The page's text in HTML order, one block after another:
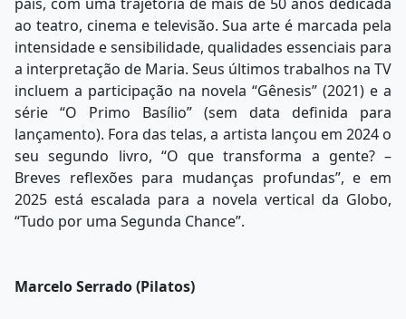
ao teatro, cinema e televisão. Sua arte é marcada pela
intensidade e sensibilidade, qualidades essenciais para
a interpretação de Maria. Seus últimos trabalhos na TV
incluem a participação na novela “Gênesis” (2021) e a
série “O Primo Basílio” (sem data definida para
lançamento). Fora das telas, a artista lançou em 2024 o
seu segundo livro, “O que transforma a gente? –
Breves reflexões para mudanças profundas”, e em
2025 está escalada para a novela vertical da Globo,
“Tudo por uma Segunda Chance”.
Marcelo Serrado (Pilatos)